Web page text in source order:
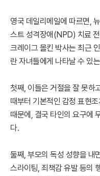
영국 데일리메일에 따르면,
스트 성격장애(NPD) 치료
크레이그 몰킨 박사는 최근
란 자녀들에게 나타날 수 있
첫째, 이들은 거절을 잘 못하
때부터 기본적인 감정 표현
때문에, 결국 타인의 요구에
다.
둘째, 부모의 독성 성향을 내
스라이팅, 죄책감 유발 등의